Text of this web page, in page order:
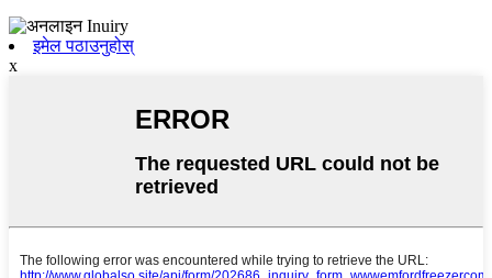
इमेल पठाउनुहोस्
x